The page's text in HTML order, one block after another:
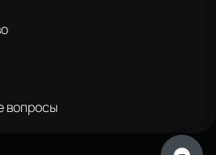
вопросы